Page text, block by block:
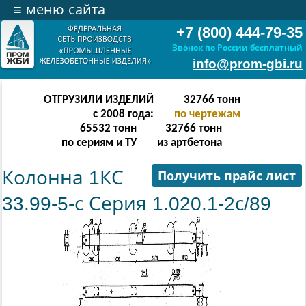
+7 (800) 444-79-35
Звонок по России бесплатный
info@prom-gbi.ru
≡ меню сайта
ОТГРУЗИЛИ ИЗДЕЛИЙ
с 2008 года:
65534тонн
по чертежам
131068 тонн
по сериям и ТУ
65534 тонн
из артбетона
Получить прайс лист
Колонна 1КС
33.99-5-с Серия 1.020.1-2с/89